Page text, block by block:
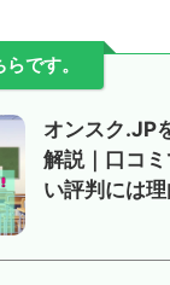
です。
オンスク.JP
解説｜口コ
い評判には理